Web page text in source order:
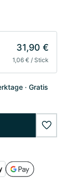
31,90 €
1,06 € / Stick
Gratis